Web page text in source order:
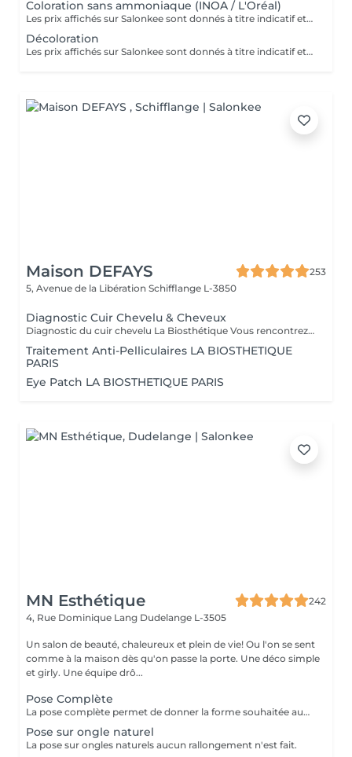
Coloration sans ammoniaque (INOA / L'Oréal)
Les prix affichés sur Salonkee sont donnés à titre indicatif et représentent les tarifs de base. Ceux-ci peuvent varier en fonction du diagnostic effectué lors de votre arrivée au salon et de l'expertise du professionnel à qui vous confiez vos soins de beauté. Dans tout les cas, un devis détaillé vous sera proposé et toute prestation sera réalisée avec votre accord.
Décoloration
Les prix affichés sur Salonkee sont donnés à titre indicatif et représentent les tarifs de base. Ceux-ci peuvent varier en fonction du diagnostic effectué lors de votre arrivée au salon et de l'expertise du professionnel à qui vous confiez vos soins de beauté. Dans tout les cas, un devis détaillé vous sera proposé et toute prestation sera réalisée avec votre accord.
Maison DEFAYS
253
5, Avenue de la Libération Schifflange L-3850
Diagnostic Cuir Chevelu & Cheveux
Diagnostic du cuir chevelu La Biosthétique Vous rencontrez des problèmes au niveau du cuir chevelu ? Cheveux gras, pellicules, démangeaisons ou sécheresse cutanée ? Profitez de notre diagnostic professionnel du cuir chevelu pour identifier les causes et trouver des solutions adaptées à vos besoins. Grâce à une analyse précise, nous vous proposons des recommandations personnalisées pour retrouver un cuir chevelu sain et équilibré. N'hésitez pas à réserver votre rendez-vous dès maintenant
Traitement Anti-Pelliculaires LA BIOSTHETIQUE
PARIS
Eye Patch LA BIOSTHETIQUE PARIS
MN Esthétique
242
4, Rue Dominique Lang Dudelange L-3505
Un salon de beauté, chaleureux et plein de vie! Ou l'on se sent
comme à la maison dès qu'on passe la porte. Une déco simple
et girly. Une équipe drô...
Pose Complète
La pose complète permet de donner la forme souhaitée aux ongles en rallongeant avec le Chablon.
Pose sur ongle naturel
La pose sur ongles naturels aucun rallongement n'est fait.